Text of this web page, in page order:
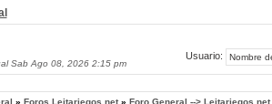
Sab Ago 08, 2026 2:15 pm
Usuario:
» Foros Leitariegos.net» Foro General --> Leitariegos.net